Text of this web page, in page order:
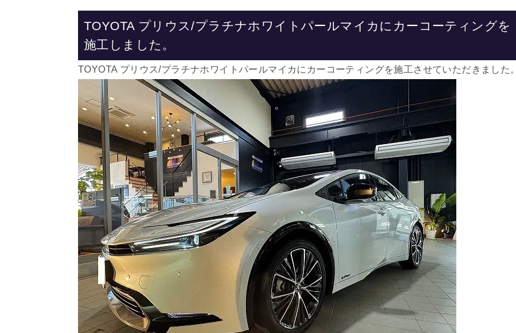
TOYOTA プリウス/プラチナホワイトパールマイカにカーコーティングを
施工しました。
TOYOTA プリウス/プラチナホワイトパールマイカにカーコーティングを施工させていただきました。